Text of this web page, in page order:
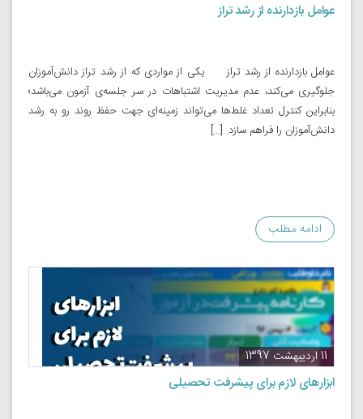
عوامل بازدارنده از رشد تراز
عوامل بازدارنده از رشد تراز یکی از مواردی که از رشد تراز دانش‌آموزان
جلوگیری می‌کند، عدم مدیریت اشتباهات در سر جلسه‌ی آزمون می‌باشد؛
بنابراین کنترل تعداد غلط‌ها می‌تواند زمینه‌ای جهت حفظ روند رو به رشد
دانش‌آموزان را فراهم سازد. […]
ادامه مطلب
11 اردیبهشت 1397
ابزارهای لازم برای پیشرفت تحصیلی